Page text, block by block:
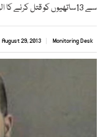
سے 13ساتھیوں کو قتل کرنے کا الزام تھا.
Monitoring Desk
August 29, 2013